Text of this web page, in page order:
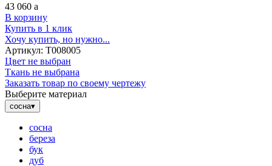
43 060 a
В корзину
Купить в 1 клик
Хочу купить, но нужно...
Артикул: Т008005
Цвет не выбран
Ткань не выбрана
Заказать товар по своему чертежу
Выберите материал
сосна▾
сосна
береза
бук
дуб